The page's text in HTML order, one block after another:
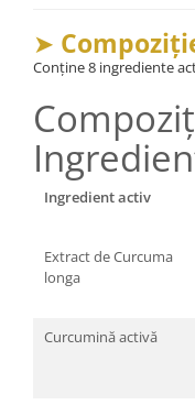
➤
Conține 8 ingrediente
Ingredient activ
Extract de Curcuma
longa
Curcumină activă